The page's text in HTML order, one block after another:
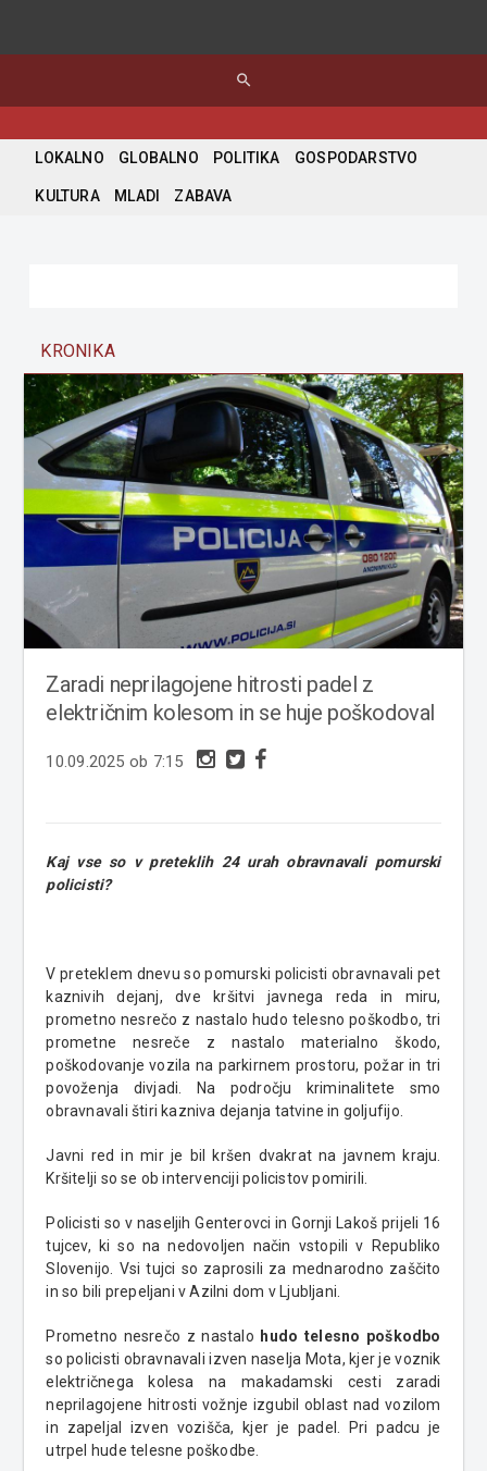
search
LOKALNO GLOBALNO POLITIKA GOSPODARSTVO
KULTURA MLADI ZABAVA
KRONIKA
Zaradi neprilagojene hitrosti padel z
električnim kolesom in se huje poškodoval
10.09.2025 ob 7:15
Kaj vse so v preteklih 24 urah obravnavali pomurski
policisti?
V preteklem dnevu so pomurski policisti obravnavali pet
kaznivih dejanj, dve kršitvi javnega reda in miru,
prometno nesrečo z nastalo hudo telesno poškodbo, tri
prometne nesreče z nastalo materialno škodo,
poškodovanje vozila na parkirnem prostoru, požar in tri
povoženja divjadi. Na področju kriminalitete smo
obravnavali štiri kazniva dejanja tatvine in goljufijo.
Javni red in mir je bil kršen dvakrat na javnem kraju.
Kršitelji so se ob intervenciji policistov pomirili.
Policisti so v naseljih Genterovci in Gornji Lakoš prijeli 16
tujcev, ki so na nedovoljen način vstopili v Republiko
Slovenijo. Vsi tujci so zaprosili za mednarodno zaščito
in so bili prepeljani v Azilni dom v Ljubljani.
Prometno nesrečo z nastalo hudo telesno poškodbo
so policisti obravnavali izven naselja Mota, kjer je voznik
električnega kolesa na makadamski cesti zaradi
neprilagojene hitrosti vožnje izgubil oblast nad vozilom
in zapeljal izven vozišča, kjer je padel. Pri padcu je
utrpel hude telesne poškodbe.